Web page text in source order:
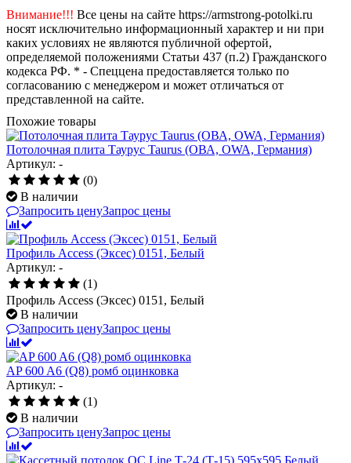
Внимание!!! Все цены на сайте https://armstrong-potolki.ru
носят исключительно информационный характер и ни при
каких условиях не являются публичной офертой,
определяемой положениями Статьи 437 (п.2) Гражданского
кодекса РФ. * - Спеццена предоставляется только по
согласованию с менеджером и может отличаться от
представленной на сайте.
Похожие товары
Потолочная плита Таурус Taurus (ОВА, OWA, Германия)
Артикул: -
(0)
В наличии
Запросить ценуЗапрос цены
Профиль Access (Эксес) 0151, Белый
Артикул: -
(1)
Профиль Access (Эксес) 0151, Белый
В наличии
Запросить ценуЗапрос цены
AP 600 A6 (Q8) ромб оцинковка
Артикул: -
(1)
В наличии
Запросить ценуЗапрос цены